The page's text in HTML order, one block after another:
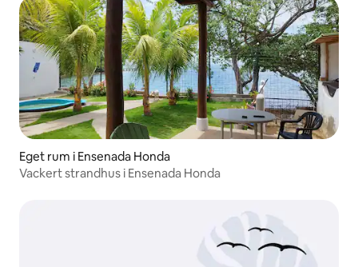
Eget rum i Ensenada Honda
Vackert strandhus i Ensenada Honda